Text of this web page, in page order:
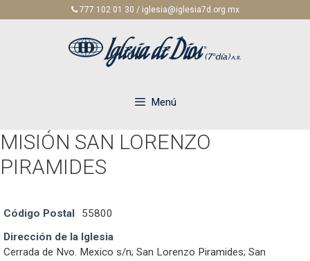
777 102 01 30 / iglesia@iglesia7d.org.mx
Menú
MISIÓN SAN LORENZO
PIRAMIDES
Código Postal
55800
Dirección de la Iglesia
Cerrada de Nvo. Mexico s/n; San Lorenzo Piramides; San